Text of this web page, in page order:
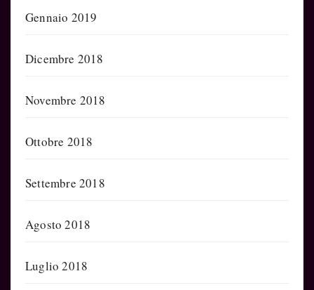
Gennaio 2019
Dicembre 2018
Novembre 2018
Ottobre 2018
Settembre 2018
Agosto 2018
Luglio 2018